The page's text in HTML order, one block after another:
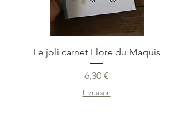
Le joli carnet Flore du Maquis
Prix
6,30 €
Livraison